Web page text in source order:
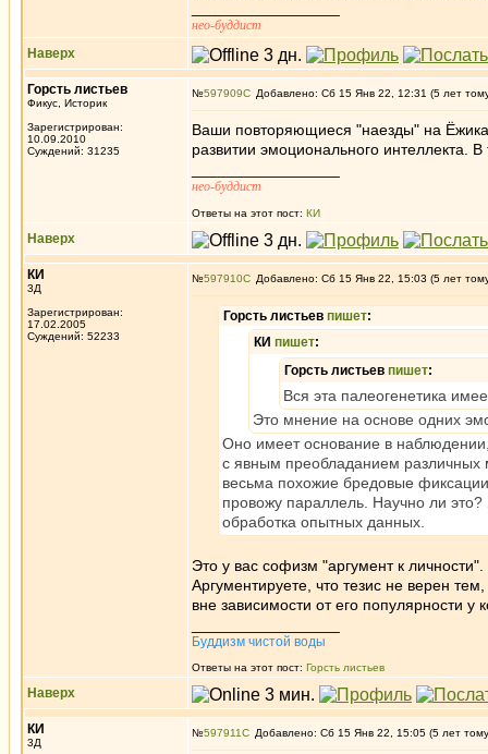
нео-буддист
Наверх
Горсть листьев
Фикус, Историк
Зарегистрирован:
10.09.2010
Суждений: 31235
№597909 Добавлено: Сб 15 Янв 22, 12:31 (5 лет
Ваши повторяющиеся "наезды" на
развитии эмоционального интеллекта.
нео-буддист
Ответы на этот пост: КИ
Наверх
КИ
3Д
Зарегистрирован:
17.02.2005
Суждений: 52233
№597910 Добавлено: Сб 15 Янв 22, 15:03 (5 лет
Горсть листьев пишет:
КИ пишет:
Горсть листьев пишет:
Вся эта палеогенетика
Это мнение на основе одних
Оно имеет основание в
с явным преобладанием различных
весьма похожие бредовые
провожу параллель. Научно ли это?
обработка опытных данных.
Это у вас софизм "аргумент к
Аргументируете, что тезис не верен
вне зависимости от его популярности у
Буддизм чистой воды
Ответы на этот пост: Горсть листьев
Наверх
КИ
3Д
№597911 Добавлено: Сб 15 Янв 22, 15:05 (5 лет